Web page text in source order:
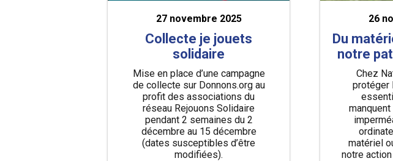
27 novembre 2025
Collecte je jouets
solidaire
Mise en place d’une campagne
de collecte sur Donnons.org au
profit des associations du
réseau Rejouons Solidaire
pendant 2 semaines du 2
décembre au 15 décembre
(dates susceptibles d’être
modifiées).
26
Du
notre
Chez
protéger
matériel
notre